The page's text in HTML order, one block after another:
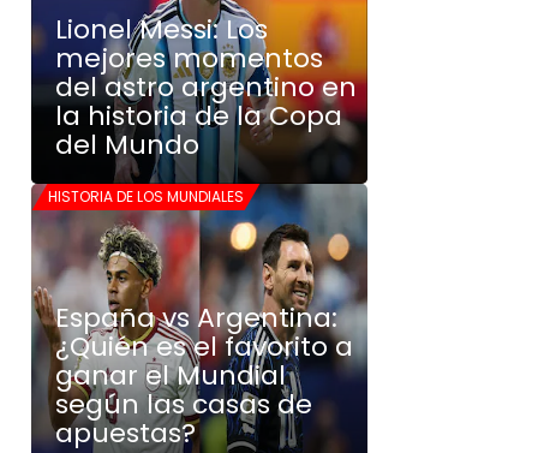
Lionel Messi: Los
mejores momentos
del astro argentino en
la historia de la Copa
del Mundo
HISTORIA DE LOS MUNDIALES
España vs Argentina:
¿Quién es el favorito a
ganar el Mundial
según las casas de
apuestas?